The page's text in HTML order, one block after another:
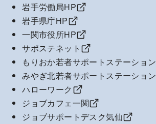
岩手労働局HP
岩手県庁HP
一関市役所HP
サポステネット
もりおか若者サポートステーション
みやぎ北若者サポートステーション
ハローワーク
ジョブカフェ一関
ジョブサポートデスク気仙